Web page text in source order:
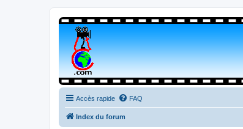
Accès rapide FAQ
Index du forum